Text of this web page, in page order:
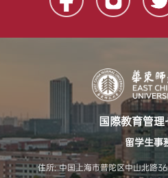
国際教育管
留学生事
住所: 中国上海市普陀区中山北路